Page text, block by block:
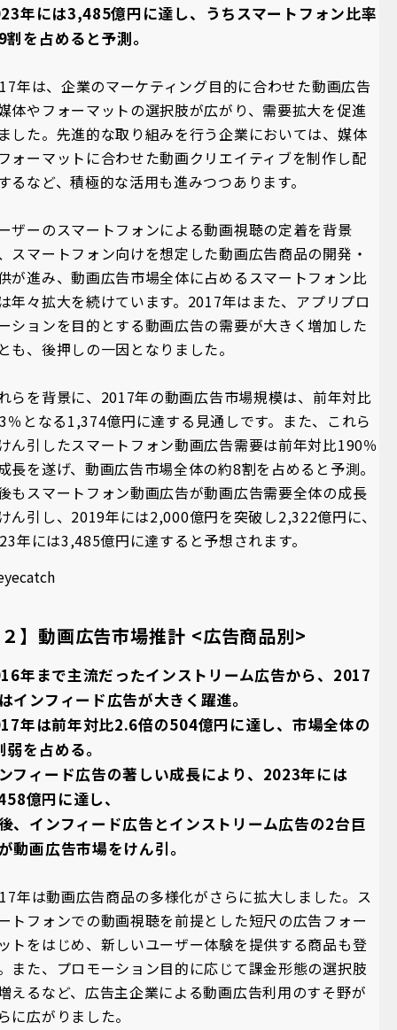
年には3,485億円に達し、うちスマートフォン比率
割を占めると予測。
年は、企業のマーケティング目的に合わせた動画広告
体やフォーマットの選択肢が広がり、需要拡大を促進
した。先進的な取り組みを行う企業においては、媒体
ォーマットに合わせた動画クリエイティブを制作し配
るなど、積極的な活用も進みつつあります。
ザーのスマートフォンによる動画視聴の定着を背景
スマートフォン向けを想定した動画広告商品の開発・
が進み、動画広告市場全体に占めるスマートフォン比
年々拡大を続けています。2017年はまた、アプリプロ
ションを目的とする動画広告の需要が大きく増加した
も、後押しの一因となりました。
らを背景に、2017年の動画広告市場規模は、前年対比
％となる1,374億円に達する見通しです。また、これら
ん引したスマートフォン動画広告需要は前年対比190％
長を遂げ、動画広告市場全体の約8割を占めると予測。
もスマートフォン動画広告が動画広告需要全体の成長
ん引し、2019年には2,000億円を突破し2,322億円に、
年には3,485億円に達すると予想されます。
】動画広告市場推計 <広告商品別>
年まで主流だったインストリーム広告から、2017
インフィード広告が大きく躍進。
年は前年対比2.6倍の504億円に達し、市場全体の
弱を占める。
フィード広告の著しい成長により、2023年には
億円に達し、
、インフィード広告とインストリーム広告の2台巨
動画広告市場をけん引。
年は動画広告商品の多様化がさらに拡大しました。ス
トフォンでの動画視聴を前提とした短尺の広告フォー
トをはじめ、新しいユーザー体験を提供する商品も登
また、プロモーション目的に応じて課金形態の選択肢
えるなど、広告主企業による動画広告利用のすそ野が
に広がりました。